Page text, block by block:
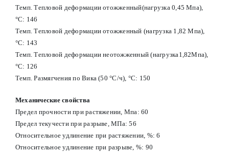
Темп. Тепловой деформации отожженный(нагрузка 0,45 Мпа),
°C: 146
Темп. Тепловой деформации отожженный (нагрузка 1,82 Мпа),
°С: 143
Темп. Тепловой деформации неотожженный (нагрузка1,82Мпа),
°С: 126
Темп. Размягчения по Вика (50 °С/ч), °С: 150
Механические свойства
Предел прочности при растяжении, Мпа: 60
Предел текучести при разрыве, МПа: 56
Относительное удлинение при растяжении, %: 6
Относительное удлинение при разрыве, %: 90